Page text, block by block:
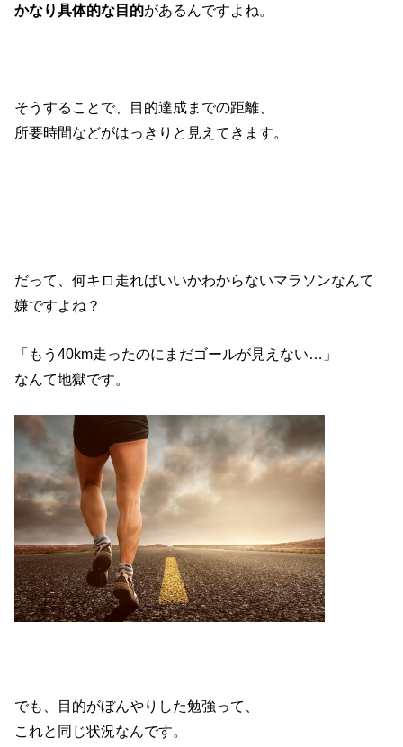
かなり具体的な目的があるんですよね。
そうすることで、目的達成までの距離、
所要時間などがはっきりと見えてきます。
だって、何キロ走ればいいかわからないマラソンなんて
嫌ですよね？
「もう40km走ったのにまだゴールが見えない…」
なんて地獄です。
でも、目的がぼんやりした勉強って、
これと同じ状況なんです。